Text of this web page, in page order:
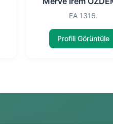
EA 1316.
Profili Görüntüle